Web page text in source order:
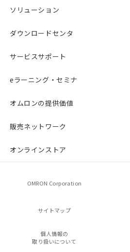
ソリューション
ダウンロードセンタ
サービスサポート
eラーニング・セミナ
オムロンの提供価値
販売ネットワーク
オンラインストア
OMRON Corporation
サイトマップ
個人情報の
取り扱いについて